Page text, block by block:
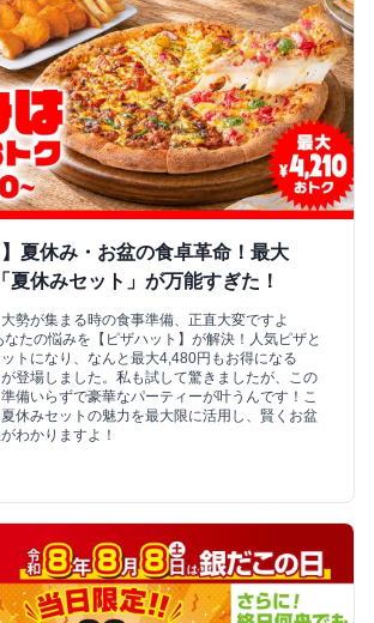
】夏休み・お盆の食卓革命！最大
夏休みセット」が万能すぎた！
大勢が集まる時の食事準備、正直大変ですよ
たの悩みを【ピザハット】が解決！人気ピザと
トになり、なんと最大4,480円もお得になる
が登場しました。私も試して驚きましたが、この
備いらずで豪華なパーティーが叶うんです！こ
休みセットの魅力を最大限に活用し、賢くお盆
わかりますよ！